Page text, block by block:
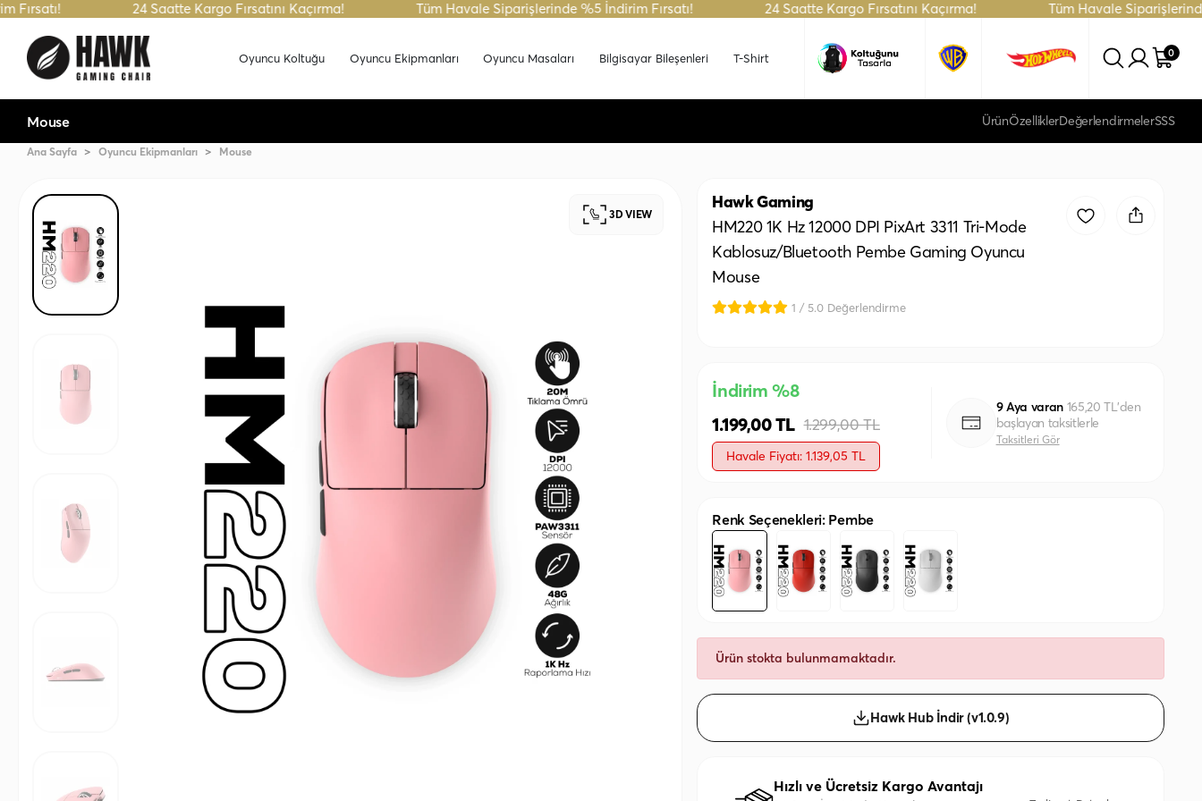
24 Saatte Kargo Fırsatını Kaçırma! Tüm Havale Siparişlerinde %5 İndirim Fırsatı! 24 Saatte Kargo Fırsatını Kaçırma! Tüm Havale Siparişlerinde %5
Oyuncu Koltuğu Oyuncu Ekipmanları Oyuncu Masaları Bilgisayar Bileşenleri T-Shirt 0
Mouse ÜrünÖzelliklerDeğerlendirmelerSSS
Ana Sayfa Oyuncu Ekipmanları Mouse
3D VIEW
Hawk Gaming
HM220 1K Hz 12000 DPI PixArt 3311 Tri-Mode
Kablosuz/Bluetooth Pembe Gaming Oyuncu
Mouse
1 / 5.0 Değerlendirme
İndirim %8
1.199,00 TL 1.299,00 TL
Havale Fiyatı: 1.139,05 TL
9 Aya varan 165,20 TL'den
başlayan taksitlerle
Taksitleri Gör
Renk Seçenekleri: Pembe
Ürün stokta bulunmamaktadır.
Hawk Hub İndir (v1.0.9)
Hızlı ve Ücretsiz Kargo Avantajı